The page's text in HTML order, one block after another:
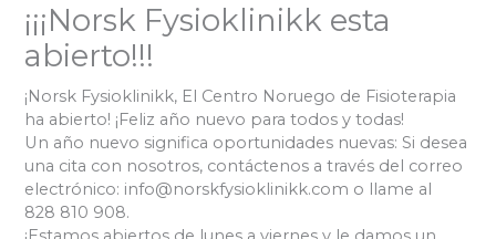
¡¡¡Norsk Fysioklinikk esta
abierto!!!
¡Norsk Fysioklinikk, El Centro Noruego de Fisioterapia
ha abierto! ¡Feliz año nuevo para todos y todas!
Un año nuevo significa oportunidades nuevas: Si desea
una cita con nosotros, contáctenos a través del correo
electrónico: info@norskfysioklinikk.com o llame al
828 810 908.